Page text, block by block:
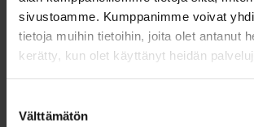
sivustoamme. Kumppanimme voivat
tietoja muihin tietoihin, joita olet antanut
kerätty, kun olet käyttänyt heidän
valinta
Välttämätön